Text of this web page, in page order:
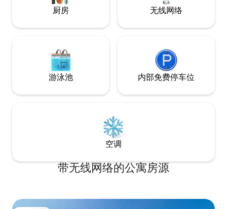
厨房 无线网络
游泳池 内部免费停车位
空调
带无线网络的公寓房源